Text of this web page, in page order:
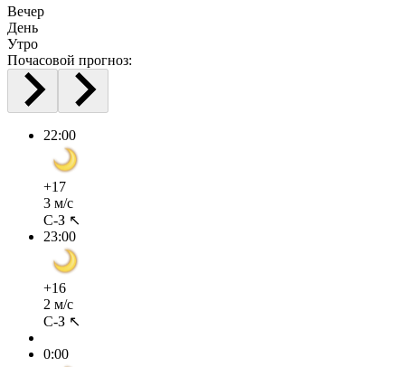
Вечер
День
Утро
Почасовой прогноз:
22:00
+17
3 м/с
С-З ↖
23:00
+16
2 м/с
С-З ↖
0:00